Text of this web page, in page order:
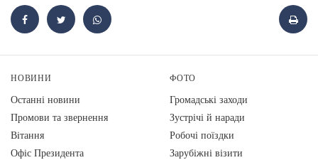
НОВИНИ
Останні новини
Промови та звернення
Вiтання
Офіс Президента
ФОТО
Громадські заходи
Зустрічі й наради
Робочі поїздки
Зарубіжні візити